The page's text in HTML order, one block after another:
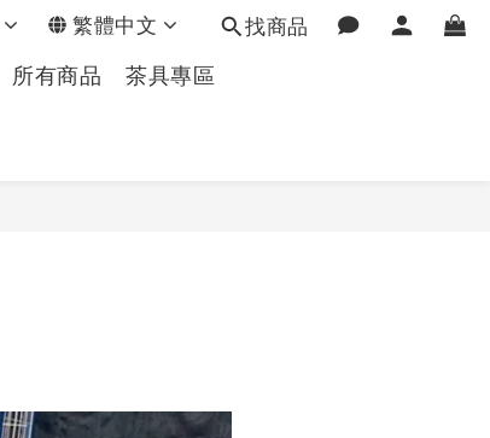
繁體中文 找商品
所有商品 茶具專區